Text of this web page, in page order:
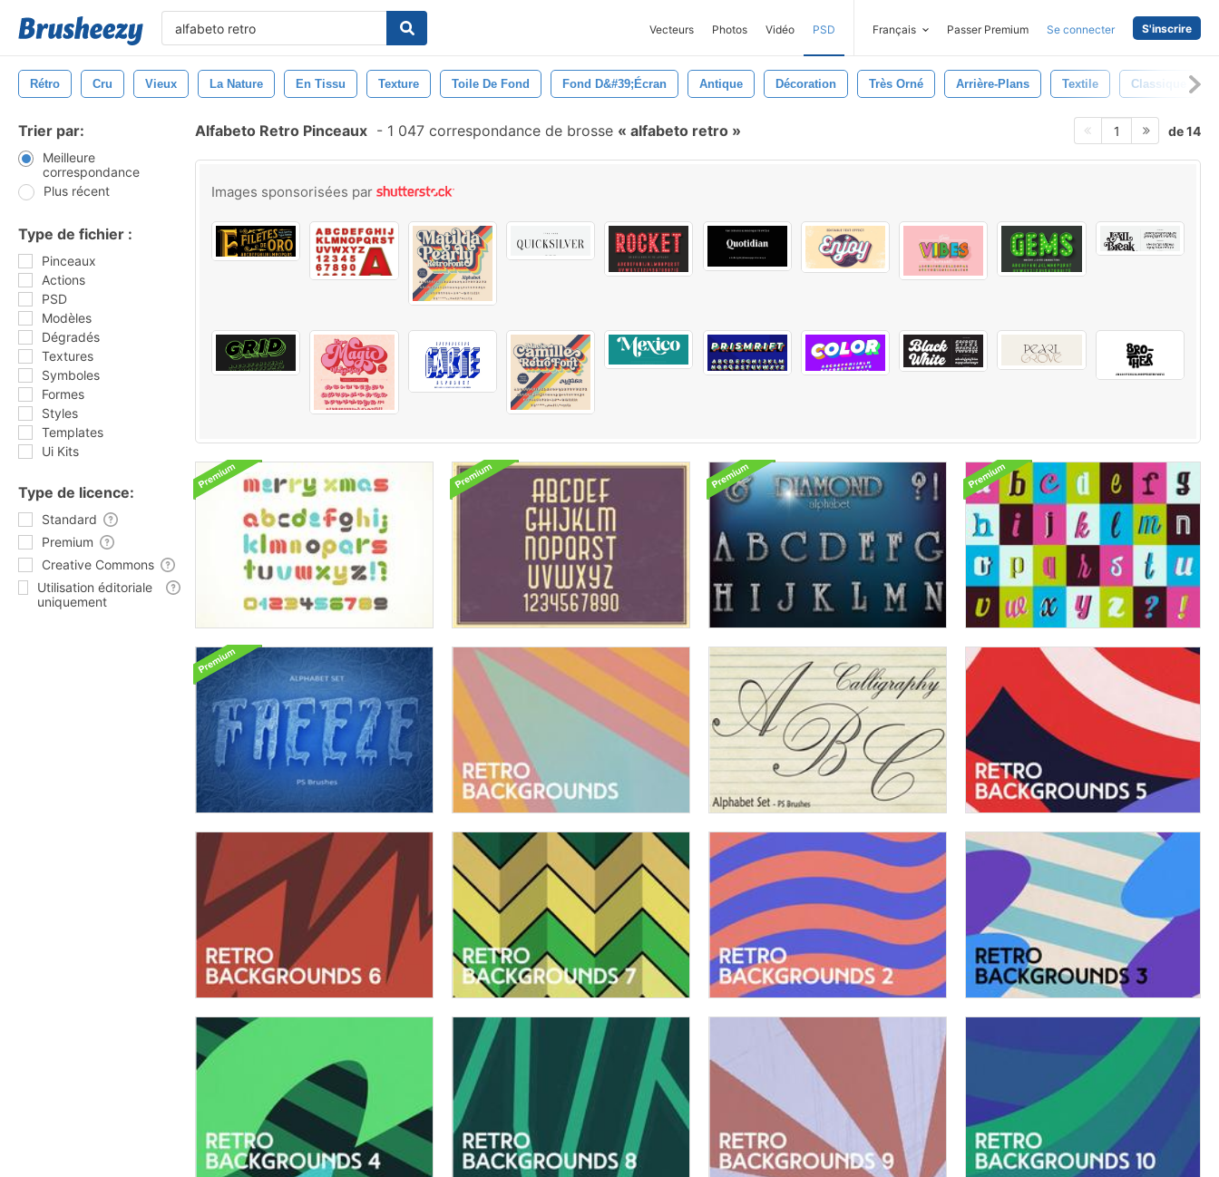
Vecteurs Photos Vidéo PSD Français Passer Premium Se connecter S'inscrire
Rétro Cru Vieux La Nature En Tissu Texture Toile De Fond Fond D&#39;écran Antique Décoration Très Orné Arrière-Plans Textile Classique
Trier par:
Meilleure
correspondance
Plus récent
Type de fichier :
Pinceaux
Actions
PSD
Modèles
Dégradés
Textures
Symboles
Formes
Styles
Templates
Ui Kits
Type de licence:
Standard
Premium
Creative Commons
Utilisation éditoriale
uniquement
Alfabeto Retro Pinceaux - 1 047 correspondance de brosse alfabeto retro 1 de 14
Images sponsorisées par